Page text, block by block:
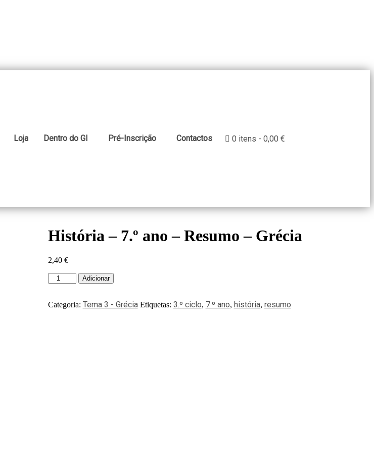
Loja Dentro do GI Pré-Inscrição Contactos 0 itens 0,00 €
História – 7.º ano – Resumo – Grécia
2,40 €
Adicionar
Categoria: Tema 3 - Grécia Etiquetas: 3.º ciclo, 7.º ano, história, resumo